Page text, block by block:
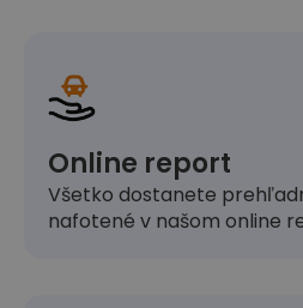
Online report
Všetko dostanete
nafotené v našom online